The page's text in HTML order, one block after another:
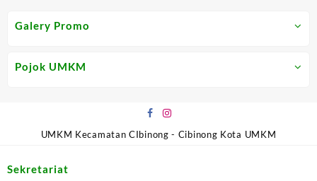
Galery Promo
Pojok UMKM
UMKM Kecamatan CIbinong - Cibinong Kota UMKM
Sekretariat